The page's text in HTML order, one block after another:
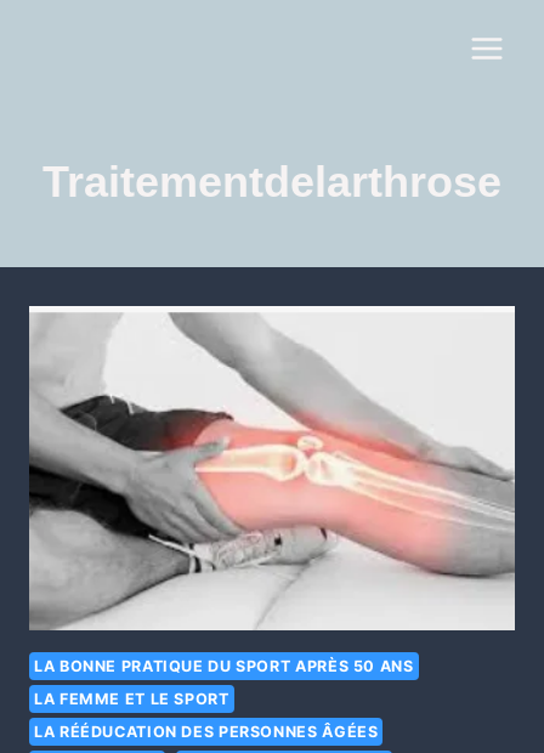
Traitementdelarthrose
LA BONNE PRATIQUE DU SPORT APRÈS 50 ANS
LA FEMME ET LE SPORT
LA RÉÉDUCATION DES PERSONNES ÂGÉES